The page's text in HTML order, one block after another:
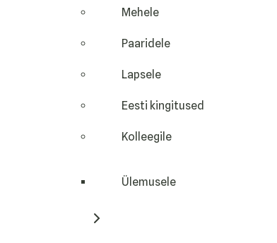
Mehele
Paaridele
Lapsele
Eesti kingitused
Kolleegile
Ülemusele